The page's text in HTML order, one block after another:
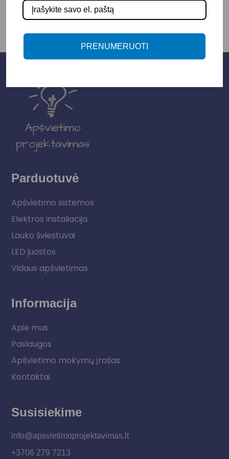
Parduotuvė
Apšvietimo sistemos
Elektros instaliacija
Lauko šviestuvai
LED juostos
Vidaus apšvietimas
Informacija
Apie mus
Paslaugos
Apšvietimo mokymų įrašas
Kontaktai
Susisiekime
info@apsvietimoprojektavimas.lt
+3706 279 7213
PRENUMERUOTI